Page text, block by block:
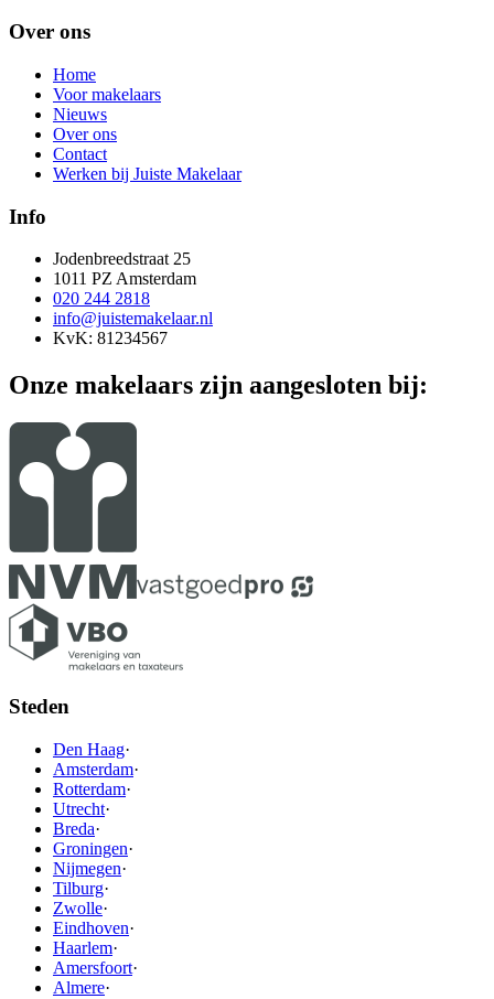
Over ons
Home
Voor makelaars
Nieuws
Over ons
Contact
Werken bij Juiste Makelaar
Info
Jodenbreedstraat 25
1011 PZ Amsterdam
020 244 2818
info@juistemakelaar.nl
KvK: 81234567
Onze makelaars zijn aangesloten bij:
Steden
Den Haag·
Amsterdam·
Rotterdam·
Utrecht·
Breda·
Groningen·
Nijmegen·
Tilburg·
Zwolle·
Eindhoven·
Haarlem·
Amersfoort·
Almere·